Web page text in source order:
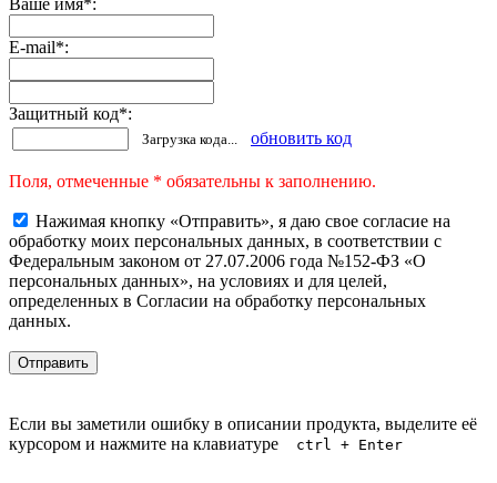
Ваше имя*:
E-mail*:
Защитный код*:
Загрузка кода... обновить код
Поля, отмеченные * обязательны к заполнению.
Нажимая кнопку «Отправить», я даю свое согласие на
обработку моих персональных данных, в соответствии с
Федеральным законом от 27.07.2006 года №152-ФЗ «О
персональных данных», на условиях и для целей,
определенных в Согласии на обработку персональных
данных.
Если вы заметили ошибку в описании продукта, выделите её
курсором и нажмите на клавиатуре
ctrl + Enter